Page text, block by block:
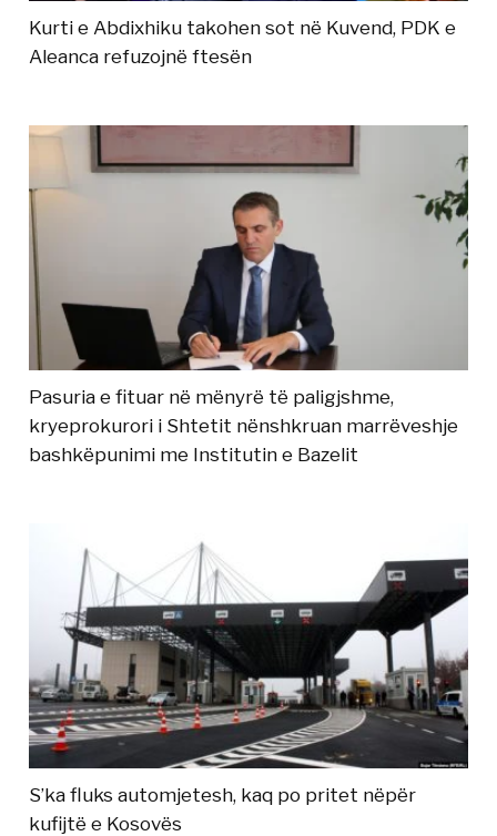
Kurti e Abdixhiku takohen sot në Kuvend, PDK e
Aleanca refuzojnë ftesën
Pasuria e fituar në mënyrë të paligjshme,
kryeprokurori i Shtetit nënshkruan marrëveshje
bashkëpunimi me Institutin e Bazelit
S’ka fluks automjetesh, kaq po pritet nëpër
kufijtë e Kosovës